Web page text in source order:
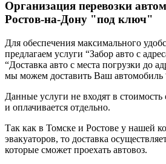
Организация перевозки
Ростов-на-Дону "под ключ"
Для обеспечения максимального
предлагаем услуги “Забор авто с
“Доставка авто с места погрузки до
мы можем доставить Ваш автомобиль
Данные услуги не входят в стоимость
и оплачивается отдельно.
Так как в Томске и Ростове у нашей
эвакуаторов, то доставка
которые сможет проехать автовоз.